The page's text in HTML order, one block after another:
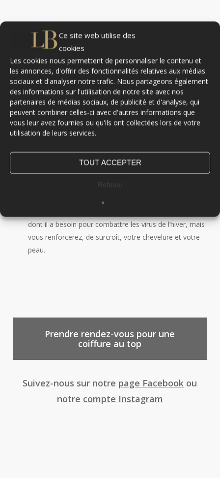
Ce site web utilise des
cookies
Les cookies nous permettent de personnaliser le contenu et
les annonces, d'offrir des fonctionnalités relatives aux médias
sociaux et d'analyser notre trafic. Nous partageons également
des informations sur l'utilisation de notre site avec nos
partenaires de médias sociaux, de publicité et d'analyse, qui
peuvent combiner celles-ci avec d'autres informations que
vous leur avez fournies ou qu'ils ont collectées lors de votre
utilisation de leurs services.
TOUT ACCEPTER
Refuser
En hiver, pour garder votre chevelure en bonne santé et
être toujours bien coiffé,prenez rendez-vous
régulièrement avec votre coiffeur . Faire couper
régulièrement ses cheveux favorise la repousse et la
beauté capillaire ;
Par temps froid et sec,
cheveux secs. En cas de froid extrême, les cheveux
humides peuvent même devenir cassants ;
alimentation équilibrée
dont il a besoin pour combattre les virus de l’hiver, mais
vous renforcerez, de surcroît, votre chevelure et votre
peau.
Prendre rendez-vous pour une
coiffure au top
Suivez-nous sur notre page Facebook ou
notre compte Instagram